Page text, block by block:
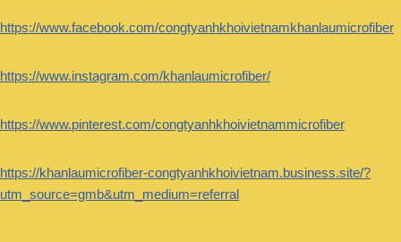
https://www.facebook.com/congtyanhkhoivietnamkhanlaumicrofiber
https://www.instagram.com/khanlaumicrofiber/
https://www.pinterest.com/congtyanhkhoivietnammicrofiber
https://khanlaumicrofiber-congtyanhkhoivietnam.business.site/?
utm_source=gmb&utm_medium=referral